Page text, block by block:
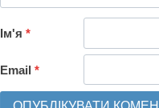
Ім'я *
Email *